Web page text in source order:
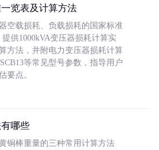
览表及计算方法
空载损耗、负载损耗的国家标准
提供1000kVA变压器损耗计算实
方法，并附电力变压器损耗计算
等常见型号参数，指导用户
要点。
哪些
铜棒重量的三种常用计算方法